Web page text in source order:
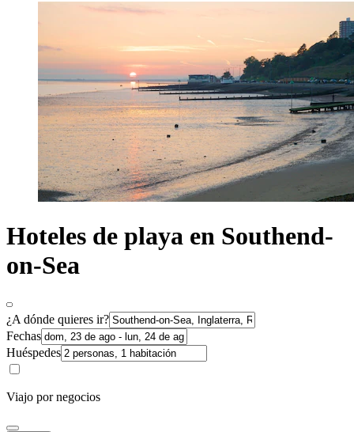
Hoteles de playa en Southend-
on-Sea
¿A dónde quieres ir?
Fechas
Huéspedes
Viajo por negocios